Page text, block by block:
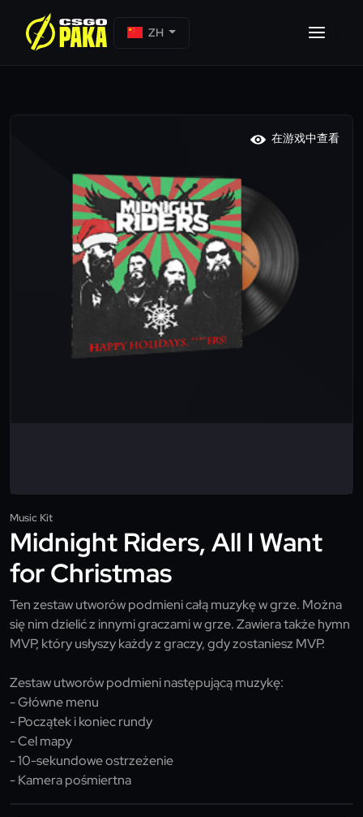
ZH
在游戏中查看
Music Kit
Midnight Riders, All I Want
for Christmas
Ten zestaw utworów podmieni całą muzykę w grze. Można
się nim dzielić z innymi graczami w grze. Zawiera także hymn
MVP, który usłyszy każdy z graczy, gdy zostaniesz MVP.
Zestaw utworów podmieni następującą muzykę:
- Główne menu
- Początek i koniec rundy
- Cel mapy
- 10-sekundowe ostrzeżenie
- Kamera pośmiertna